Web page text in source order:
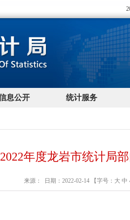
2022年度龙岩市统计局
来源： 日期：2022-02-14 【字号： 大 中